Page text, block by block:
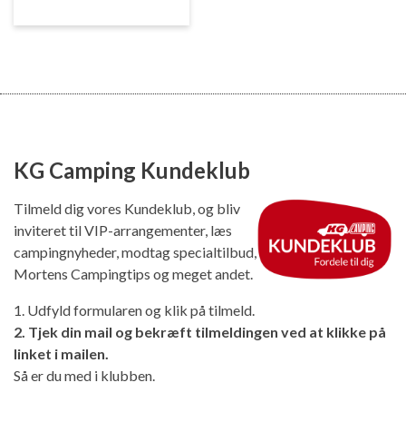
KG Camping Kundeklub
Tilmeld dig vores Kundeklub, og bliv
inviteret til VIP-arrangementer, læs
campingnyheder, modtag specialtilbud,
Mortens Campingtips og meget andet.
1. Udfyld formularen og klik på tilmeld.
2. Tjek din mail og bekræft tilmeldingen ved at klikke på
linket i mailen.
Så er du med i klubben.